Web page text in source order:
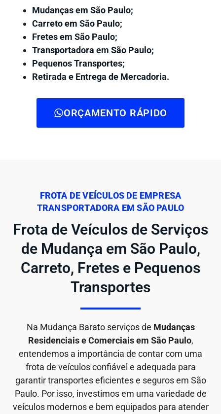
Mudanças em São Paulo;
Carreto em São Paulo;
Fretes em São Paulo;
Transportadora em São Paulo;
Pequenos Transportes;
Retirada e Entrega de Mercadoria.
ORÇAMENTO RÁPIDO
FROTA DE VEÍCULOS DE EMPRESA
TRANSPORTADORA EM SÃO PAULO
Frota de Veículos de Serviços
de Mudança em São Paulo,
Carreto, Fretes e Pequenos
Transportes
Na Mudança Barato serviços de Mudanças
Residenciais e Comerciais em São Paulo,
entendemos a importância de contar com uma
frota de veículos confiável e adequada para
garantir transportes eficientes e seguros em São
Paulo. Por isso, investimos em uma variedade de
veículos modernos e bem equipados para atender